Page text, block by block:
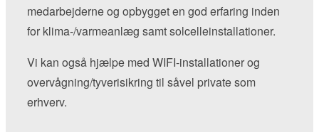
medarbejderne og opbygget en god erfaring inden
for klima-/varmeanlæg samt solcelleinstallationer.
Vi kan også hjælpe med WIFI-installationer og
overvågning/tyverisikring til såvel private som
erhverv.